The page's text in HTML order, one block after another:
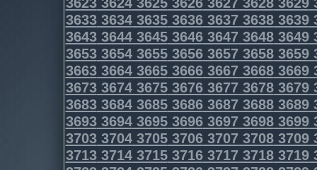
3633363436353636363736383639
3643364436453646364736483649
3653365436553656365736583659
3663366436653666366736683669
3673367436753676367736783679
3683368436853686368736883689
3693369436953696369736983699
3703370437053706370737083709
3713371437153716371737183719